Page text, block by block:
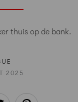
thuis op de bank.
2025